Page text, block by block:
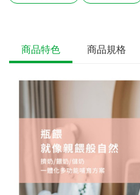
商品特色 商品規格